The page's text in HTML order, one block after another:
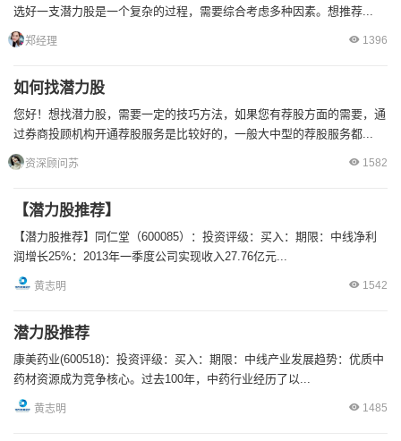
选好一支潜力股是一个复杂的过程，需要综合考虑多种因素。想推荐...
郑经理 1396
如何找潜力股
您好！想找潜力股，需要一定的技巧方法，如果您有荐股方面的需要，通
过券商投顾机构开通荐股服务是比较好的，一般大中型的荐股服务都...
资深顾问苏 1582
【潜力股推荐】
【潜力股推荐】同仁堂（600085）：投资评级：买入：期限：中线净利
润增长25%：2013年一季度公司实现收入27.76亿元...
黄志明 1542
潜力股推荐
康美药业(600518)：投资评级：买入：期限：中线产业发展趋势：优质中
药材资源成为竞争核心。过去100年，中药行业经历了以...
黄志明 1485